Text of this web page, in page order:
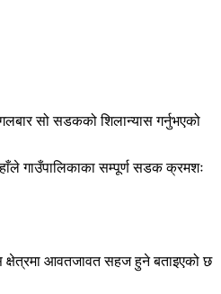
सो सडकको शिलान्यास गर्नुभएको
गाउँपालिकाका सम्पूर्ण सडक क्रमशः
क्षेत्रमा आवतजावत सहज हुने बताइएको छ